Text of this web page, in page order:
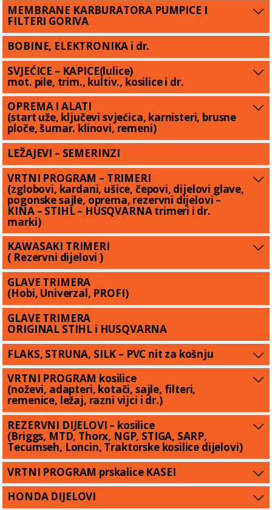
MEMBRANE KARBURATORA PUMPICE I
FILTERI GORIVA
BOBINE, ELEKTRONIKA i dr.
SVJEĆICE – KAPICE(lulice)
mot. pile, trim., kultiv., kosilice i dr.
OPREMA I ALATI
(start uže, ključevi svjećica, karnisteri, brusne
ploče, šumar. klinovi, remeni)
LEŽAJEVI – SEMERINZI
VRTNI PROGRAM – TRIMERI
(zglobovi, kardani, ušice, čepovi, dijelovi glave,
pogonske sajle, oprema, rezervni dijelovi –
KINA – STIHL – HUSQVARNA trimeri i dr.
marki)
KAWASAKI TRIMERI
( Rezervni dijelovi )
GLAVE TRIMERA
(Hobi, Univerzal, PROFI)
GLAVE TRIMERA
ORIGINAL STIHL i HUSQVARNA
FLAKS, STRUNA, SILK – PVC nit za košnju
VRTNI PROGRAM kosilice
(noževi, adapteri, kotači, sajle, filteri,
remenice, ležaj, razni vijci i dr.)
REZERVNI DIJELOVI – kosilice
(Briggs, MTD, Thorx, NGP, STIGA, SARP,
Tecumseh, Loncin, Traktorske kosilice dijelovi)
VRTNI PROGRAM prskalice KASEI
HONDA DIJELOVI